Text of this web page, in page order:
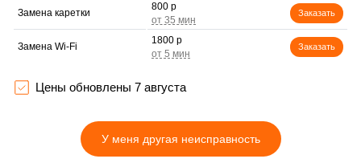
Замена каретки
800 р
Заказать
Замена Wi-Fi
1800 р
Заказать
Замена вала
Цены обновлены 7 августа
У меня другая неисправность